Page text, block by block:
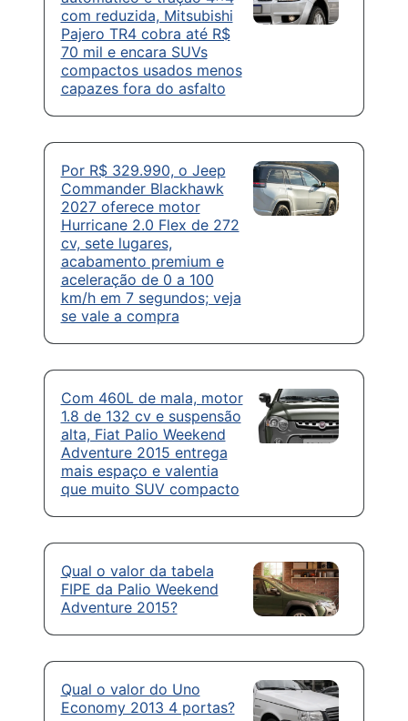
com reduzida, Mitsubishi
Pajero TR4 cobra até R$
70 mil e encara SUVs
compactos usados menos
capazes fora do asfalto
Por R$ 329.990, o Jeep
Commander Blackhawk
2027 oferece motor
Hurricane 2.0 Flex de 272
cv, sete lugares,
acabamento premium e
aceleração de 0 a 100
km/h em 7 segundos; veja
se vale a compra
Com 460L de mala, motor
1.8 de 132 cv e suspensão
alta, Fiat Palio Weekend
Adventure 2015 entrega
mais espaço e valentia
que muito SUV compacto
Qual o valor da tabela
FIPE da Palio Weekend
Adventure 2015?
Qual o valor do Uno
Economy 2013 4 portas?